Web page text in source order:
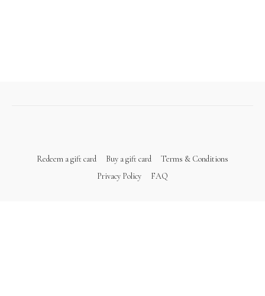
Redeem a gift card Buy a gift card
Terms & Conditions
Privacy Policy
FAQ